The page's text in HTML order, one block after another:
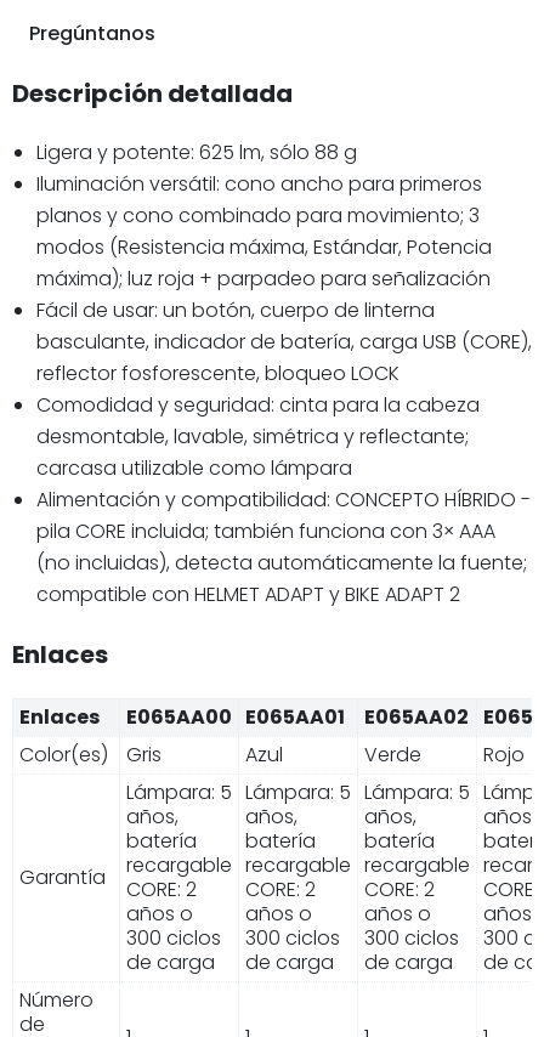
Pregúntanos
Descripción detallada
Ligera y potente: 625 lm, sólo 88 g
Iluminación versátil: cono ancho para primeros
planos y cono combinado para movimiento; 3
modos (Resistencia máxima, Estándar, Potencia
máxima); luz roja + parpadeo para señalización
Fácil de usar: un botón, cuerpo de linterna
basculante, indicador de batería, carga USB (CORE),
reflector fosforescente, bloqueo LOCK
Comodidad y seguridad: cinta para la cabeza
desmontable, lavable, simétrica y reflectante;
carcasa utilizable como lámpara
Alimentación y compatibilidad: CONCEPTO HÍBRIDO -
pila CORE incluida; también funciona con 3× AAA
(no incluidas), detecta automáticamente la fuente;
compatible con HELMET ADAPT y BIKE ADAPT 2
Enlaces
Enlaces E065AA00 E065AA01 E065AA02
Color(es)
Gris Azul Verde Rojo
Garantía
Lámpara: 5
años,
batería
recargable
CORE: 2
años o
300 ciclos
de carga
Lámpara: 5
años,
batería
recargable
CORE: 2
años o
300 ciclos
de carga
Lámpara: 5
años,
batería
recargable
CORE: 2
años o
300 ciclos
de carga
años,
CORE:
años
300
de
Número
de